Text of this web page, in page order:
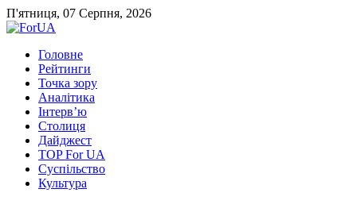
П'ятниця, 07 Серпня, 2026
Головне
Рейтинги
Точка зору
Аналітика
Інтерв’ю
Столиця
Дайджест
TOP For UA
Суспiльство
Культура